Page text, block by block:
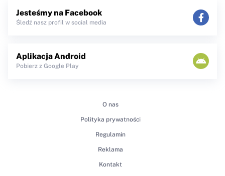
Jesteśmy na Facebook
Śledź nasz profil w social media
Aplikacja Android
Pobierz z Google Play
O nas
Polityka prywatności
Regulamin
Reklama
Kontakt